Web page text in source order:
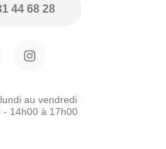
44 68 28
au vendredi
- 14h00 à 17h00